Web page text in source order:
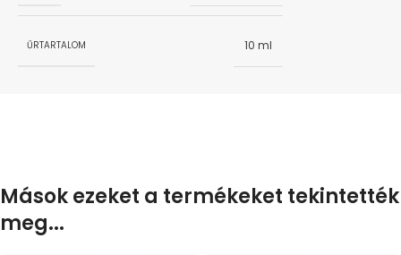
ŰRTARTALOM 10 ml
Mások ezeket a termékeket tekintették
meg...